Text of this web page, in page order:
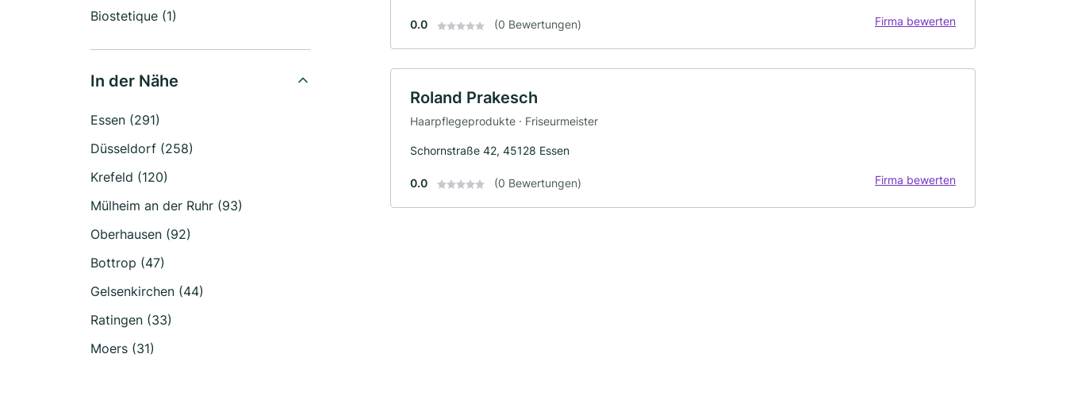
Biostetique (1)
In der Nähe
Essen (291)
Düsseldorf (258)
Krefeld (120)
Mülheim an der Ruhr (93)
Oberhausen (92)
Bottrop (47)
Gelsenkirchen (44)
Ratingen (33)
Moers (31)
0.0 (0 Bewertungen) Firma bewerten
Roland Prakesch
Haarpflegeprodukte · Friseurmeister
Schornstraße 42, 45128 Essen
0.0 (0 Bewertungen) Firma bewerten